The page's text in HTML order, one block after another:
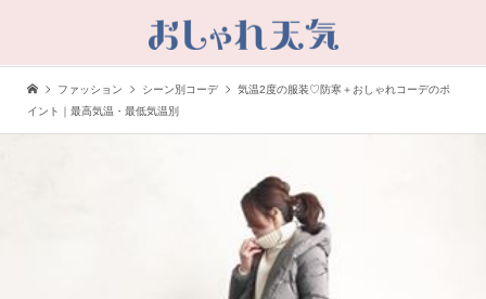
ファッション シーン別コーデ
気温2度の服装♡防寒＋おしゃれコーデのポ
イント｜最高気温・最低気温別